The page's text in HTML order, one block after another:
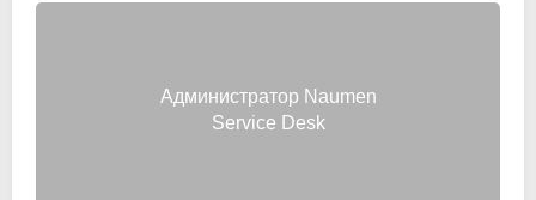
Администратор Naumen
Service Desk